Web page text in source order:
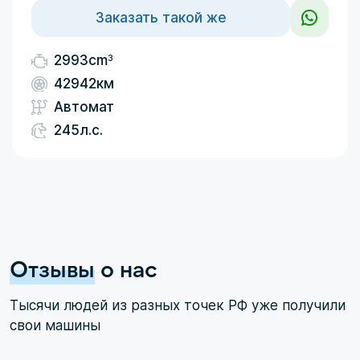
2993cm3
42942км
Автомат
245л.с.
Заказать такой же
Отзывы о нас
Тысячи людей из разных точек РФ уже получили
свои машины